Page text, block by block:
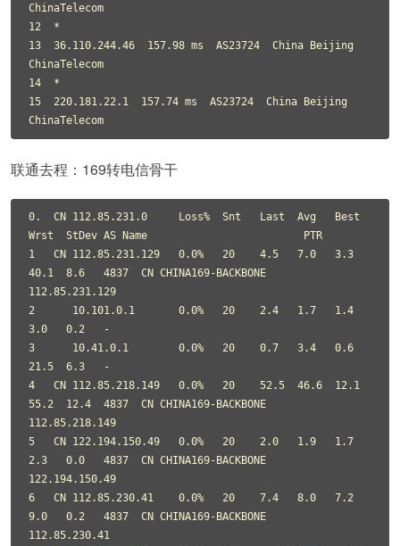
ChinaTelecom
12  *
13  36.110.244.46  157.98 ms  AS23724  China Beijing
ChinaTelecom
14  *
15  220.181.22.1  157.74 ms  AS23724  China Beijing
ChinaTelecom
联通去程：169转电信骨干
0.  CN 112.85.231.0     Loss%  Snt   Last  Avg   Best
Wrst  StDev AS Name                         PTR
1   CN 112.85.231.129   0.0%   20    4.5   7.0   3.3
40.1  8.6   4837  CN CHINA169-BACKBONE
112.85.231.129
2      10.101.0.1       0.0%   20    2.4   1.7   1.4
3.0   0.2   -
3      10.41.0.1        0.0%   20    0.7   3.4   0.6
21.5  6.3   -
4   CN 112.85.218.149   0.0%   20    52.5  46.6  12.1
55.2  12.4  4837  CN CHINA169-BACKBONE
112.85.218.149
5   CN 122.194.150.49   0.0%   20    2.0   1.9   1.7
2.3   0.0   4837  CN CHINA169-BACKBONE
122.194.150.49
6   CN 112.85.230.41    0.0%   20    7.4   8.0   7.2
9.0   0.2   4837  CN CHINA169-BACKBONE
112.85.230.41